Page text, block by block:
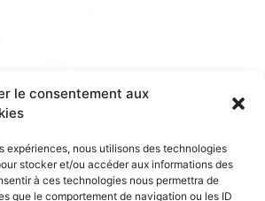
le consentement aux
expériences, nous utilisons des technologies
stocker et/ou accéder aux informations des
à ces technologies nous permettra de
que le comportement de navigation ou les ID